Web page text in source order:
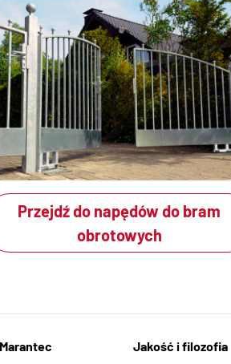
Przejdź do napędów do bram
obrotowych
Jakość i filozofia